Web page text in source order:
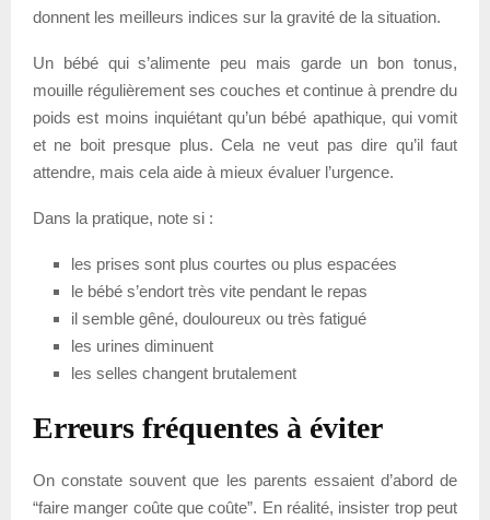
donnent les meilleurs indices sur la gravité de la situation.
Un bébé qui s’alimente peu mais garde un bon tonus,
mouille régulièrement ses couches et continue à prendre du
poids est moins inquiétant qu’un bébé apathique, qui vomit
et ne boit presque plus. Cela ne veut pas dire qu’il faut
attendre, mais cela aide à mieux évaluer l’urgence.
Dans la pratique, note si :
les prises sont plus courtes ou plus espacées
le bébé s’endort très vite pendant le repas
il semble gêné, douloureux ou très fatigué
les urines diminuent
les selles changent brutalement
Erreurs fréquentes à éviter
On constate souvent que les parents essaient d’abord de
“faire manger coûte que coûte”. En réalité, insister trop peut